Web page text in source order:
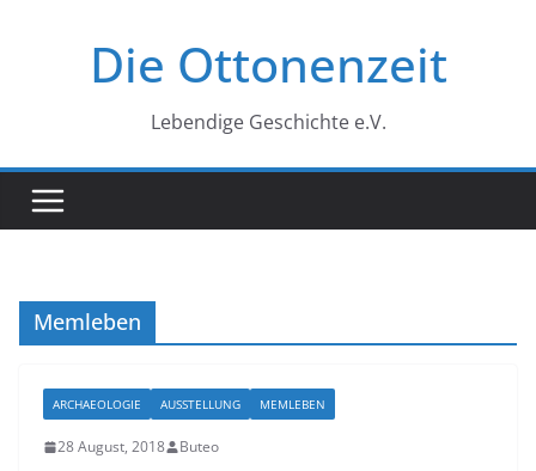
Die Ottonenzeit
Lebendige Geschichte e.V.
Memleben
ARCHAEOLOGIE AUSSTELLUNG MEMLEBEN
28 August, 2018 Buteo